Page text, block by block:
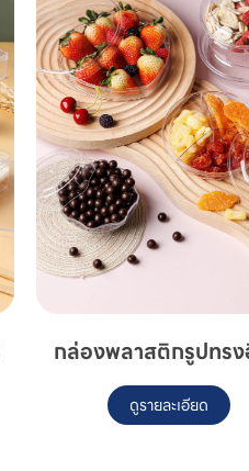
กล่องพลาสติกรูปทร
ดูรายละเอียด